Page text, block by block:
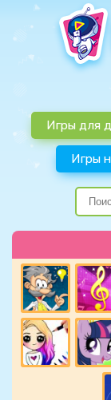
Игры для
Игры